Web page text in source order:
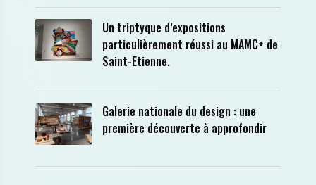
Un triptyque d’expositions
particulièrement réussi au MAMC+ de
Saint-Etienne.
Galerie nationale du design : une
première découverte à approfondir